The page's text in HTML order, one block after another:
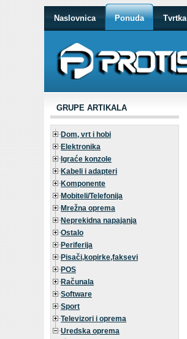
Naslovnica Ponuda Tvrtka
GRUPE ARTIKALA
Dom, vrt i hobi
Elektronika
Igraće konzole
Kabeli i adapteri
Komponente
Mobiteli/Telefonija
Mrežna oprema
Neprekidna napajanja
Ostalo
Periferija
Pisači,kopirke,faksevi
POS
Računala
Software
Sport
Televizori i oprema
Uredska oprema